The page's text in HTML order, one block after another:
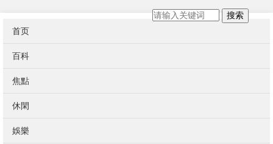
首页
百科
焦點
休閑
娛樂
搜索